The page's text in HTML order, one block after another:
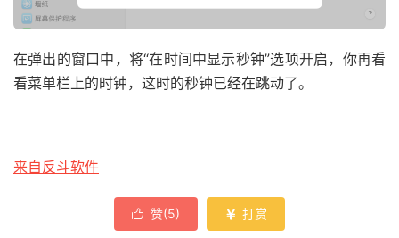
在弹出的窗口中，将“在时间中显示秒钟”选项开启，你再看
看菜单栏上的时钟，这时的秒钟已经在跳动了。
来自反斗软件
 赞(5)  打赏